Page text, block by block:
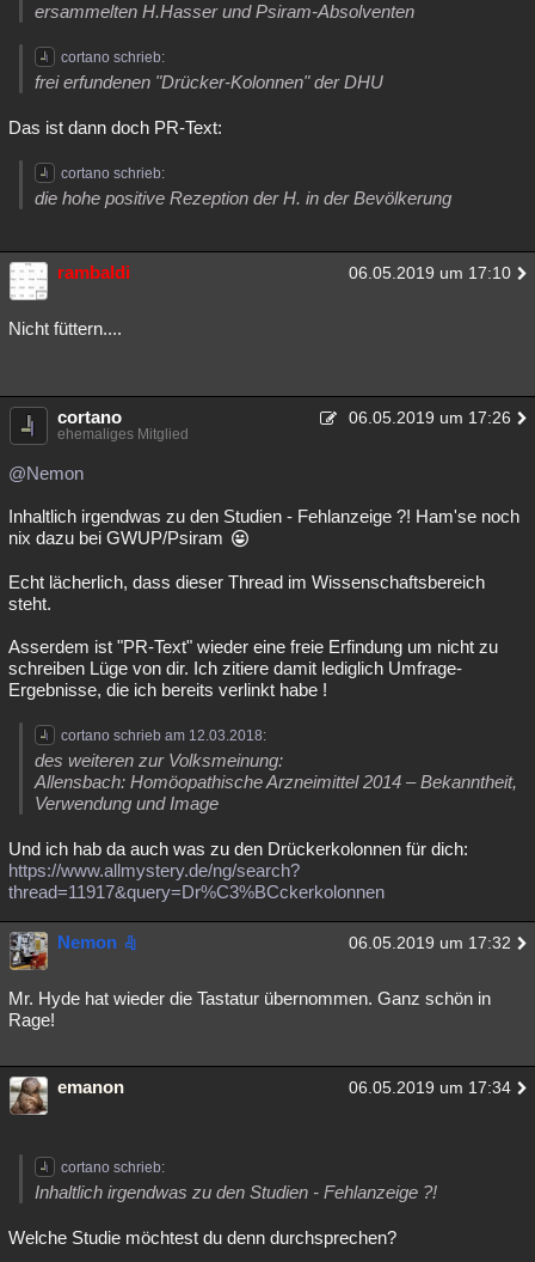
ersammelten H.Hasser und Psiram-Absolventen
cortano schrieb:
frei erfundenen "Drücker-Kolonnen" der DHU
Das ist dann doch PR-Text:
cortano schrieb:
die hohe positive Rezeption der H. in der Bevölkerung
rambaldi 06.05.2019 um 17:10
Nicht füttern....
cortano 06.05.2019 um 17:26
ehemaliges Mitglied
@Nemon
Inhaltlich irgendwas zu den Studien - Fehlanzeige ?! Ham'se noch
nix dazu bei GWUP/Psiram
Echt lächerlich, dass dieser Thread im Wissenschaftsbereich
steht.
Asserdem ist "PR-Text" wieder eine freie Erfindung um nicht zu
schreiben Lüge von dir. Ich zitiere damit lediglich Umfrage-
Ergebnisse, die ich bereits verlinkt habe !
cortano schrieb am 12.03.2018:
des weiteren zur Volksmeinung:
Allensbach: Homöopathische Arzneimittel 2014 – Bekanntheit,
Verwendung und Image
Und ich hab da auch was zu den Drückerkolonnen für dich:
https://www.allmystery.de/ng/search?
thread=11917&query=Dr%C3%BCckerkolonnen
Nemon 06.05.2019 um 17:32
Mr. Hyde hat wieder die Tastatur übernommen. Ganz schön in
Rage!
emanon 06.05.2019 um 17:34
cortano schrieb:
Inhaltlich irgendwas zu den Studien - Fehlanzeige ?!
Welche Studie möchtest du denn durchsprechen?